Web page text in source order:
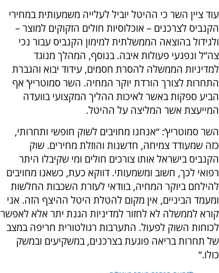
עוד ציין השר כי ההיטל יוביל לעלייה משמעותית במחירי
הקנביס לצרכנים – אוכלוסיות חולים הזקוקים למוצר –
ולגידול בהוצאה הממשלתית למימון הקנביס עבור נכי
צה”ל ונפגעי פעולות איבה. בנוסף, המהלך מנוגד
למדיניות הממשלה להסרת חסמים, עידוד יבוא והגברת
התחרות לצורך הורדת יוקר המחיה. השר סמוטריץ’ אף
הביע ספקות באשר לאיכות ההליך המקצועי בוועדה
המייעצת אשר המליצה על ההיטל.
השר סמוטריץ’: “אנחנו מחויבים לשוק חופשי ותחרותי,
כזה שמעודד צמיחה, חדשנות והוזלת מחירים. שוק
הקנביס בישראל אותו צורכים חולים ומי שקיבלו היתר
רפואי לכך, חשוב ומשמעותי. דווקא כעת, כשאנו מחויבים
להילחם ביוקר המחיה, בוודאי לעזרת השכבות החלשות
ומעמד הביניים, אין מקום להטלת היטל ההיצף הזה. אני
קורא לממשלה לא לחזור למדיניות הגנת יתר אלא לאפשר
לכוחות השוק לפעול. התערבות רגולטורית חריפה במצב
של תחרות בריאה פוגעת בצרכנים, במשקיעים ובמשק
כולו.”